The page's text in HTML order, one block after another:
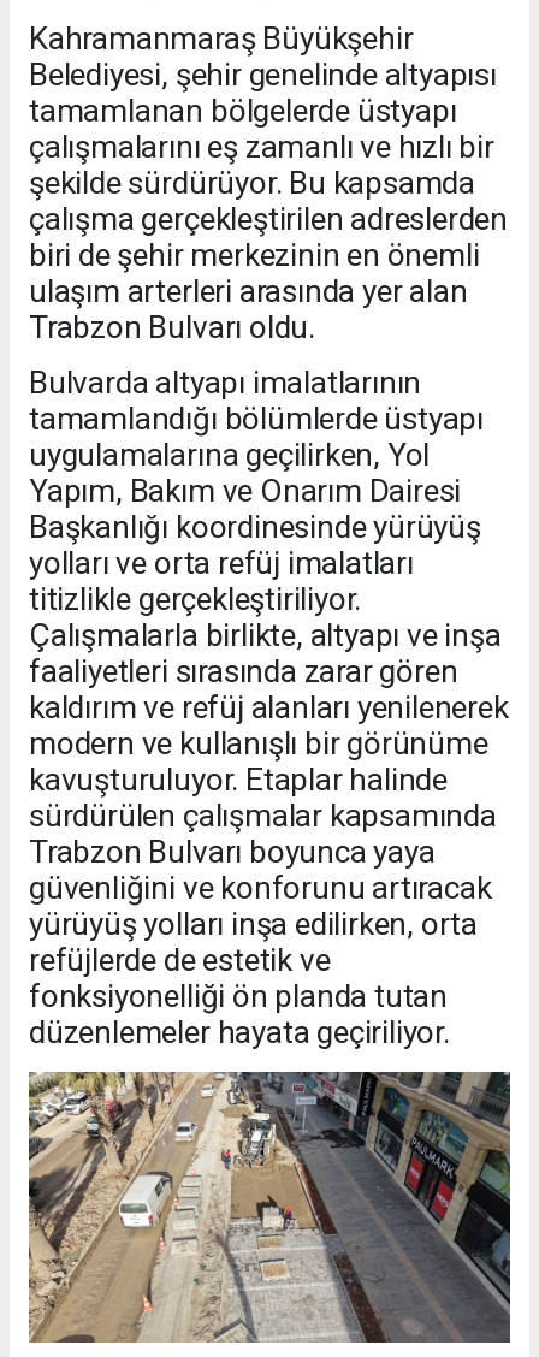
Kahramanmaraş Büyükşehir
Belediyesi, şehir genelinde altyapısı
tamamlanan bölgelerde üstyapı
çalışmalarını eş zamanlı ve hızlı bir
şekilde sürdürüyor. Bu kapsamda
çalışma gerçekleştirilen adreslerden
biri de şehir merkezinin en önemli
ulaşım arterleri arasında yer alan
Trabzon Bulvarı oldu.
Bulvarda altyapı imalatlarının
tamamlandığı bölümlerde üstyapı
uygulamalarına geçilirken, Yol
Yapım, Bakım ve Onarım Dairesi
Başkanlığı koordinesinde yürüyüş
yolları ve orta refüj imalatları
titizlikle gerçekleştiriliyor.
Çalışmalarla birlikte, altyapı ve inşa
faaliyetleri sırasında zarar gören
kaldırım ve refüj alanları yenilenerek
modern ve kullanışlı bir görünüme
kavuşturuluyor. Etaplar halinde
sürdürülen çalışmalar kapsamında
Trabzon Bulvarı boyunca yaya
güvenliğini ve konforunu artıracak
yürüyüş yolları inşa edilirken, orta
refüjlerde de estetik ve
fonksiyonelliği ön planda tutan
düzenlemeler hayata geçiriliyor.